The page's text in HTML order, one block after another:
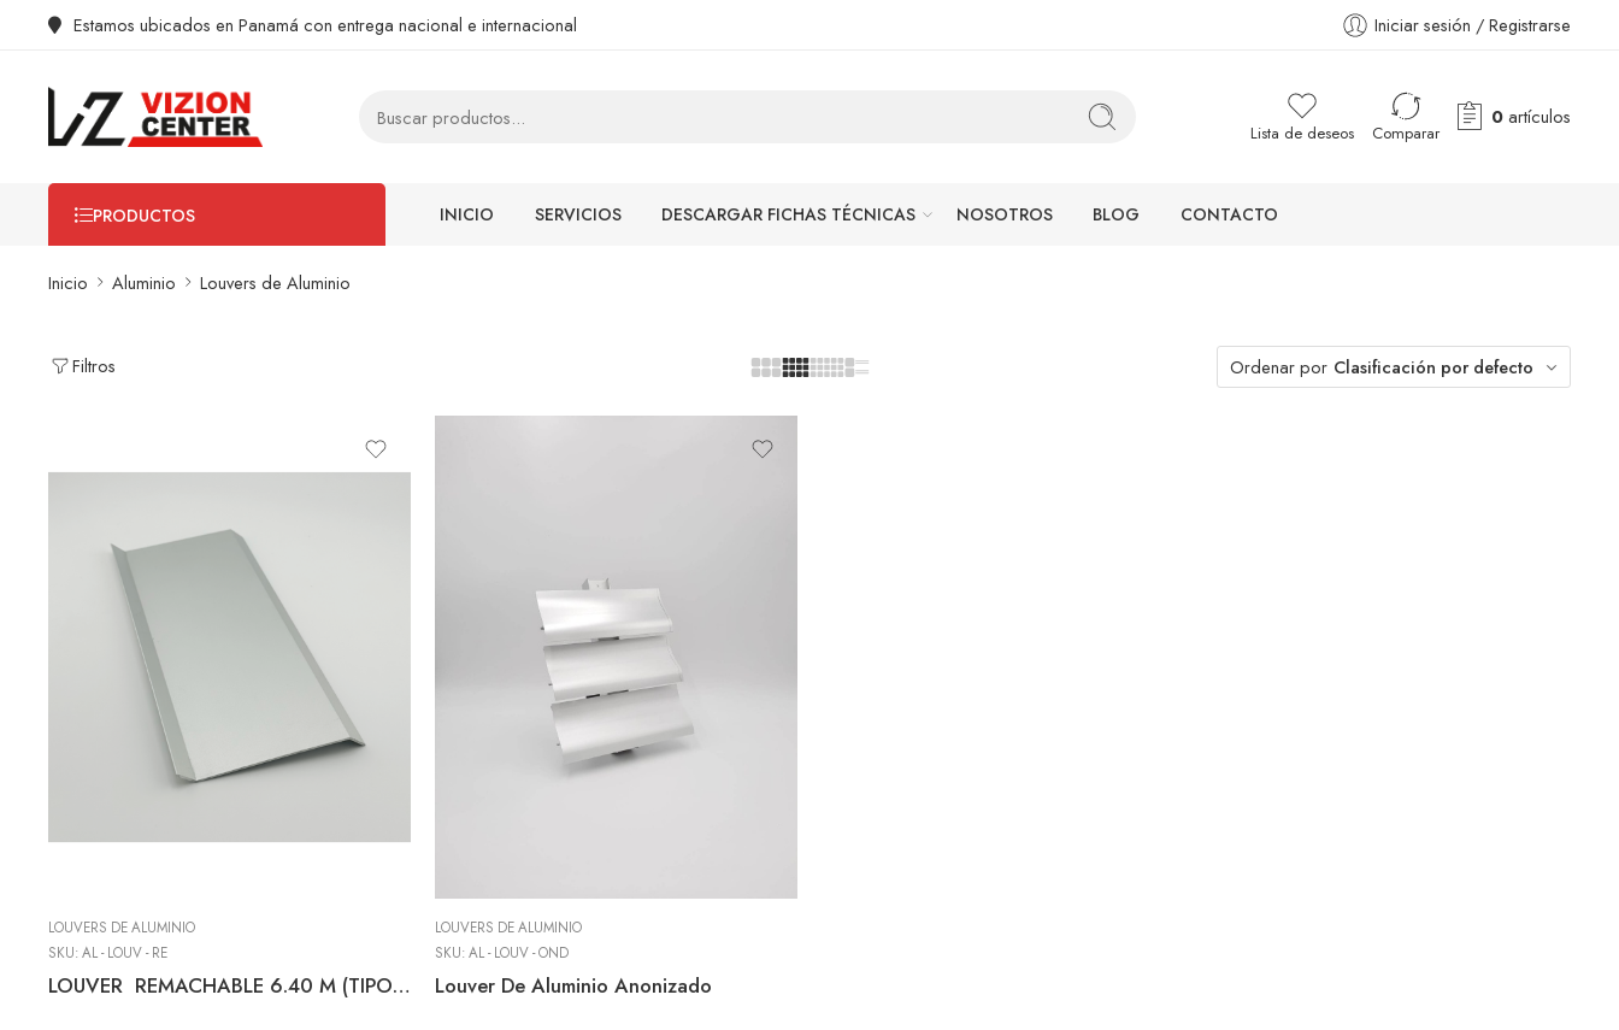
Estamos ubicados en Panamá con entrega nacional e internacional Iniciar sesión / Registrarse
Lista de deseos Comparar
0artículos
PRODUCTOS INICIO SERVICIOS DESCARGAR FICHAS TÉCNICAS NOSOTROS BLOG CONTACTO
Inicio Aluminio Louvers de Aluminio
Filtros Ordenar por Clasificación por defecto
LOUVERS DE ALUMINIO
SKU:AL - LOUV - RE
LOUVER REMACHABLE 6.40 M (TIPO: Z) NATURAL
LOUVERS DE ALUMINIO
SKU:AL - LOUV - OND
Louver De Aluminio Anonizado